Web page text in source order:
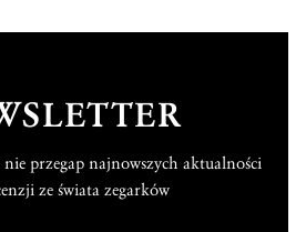
przegap najnowszych aktualności
ze świata zegarków